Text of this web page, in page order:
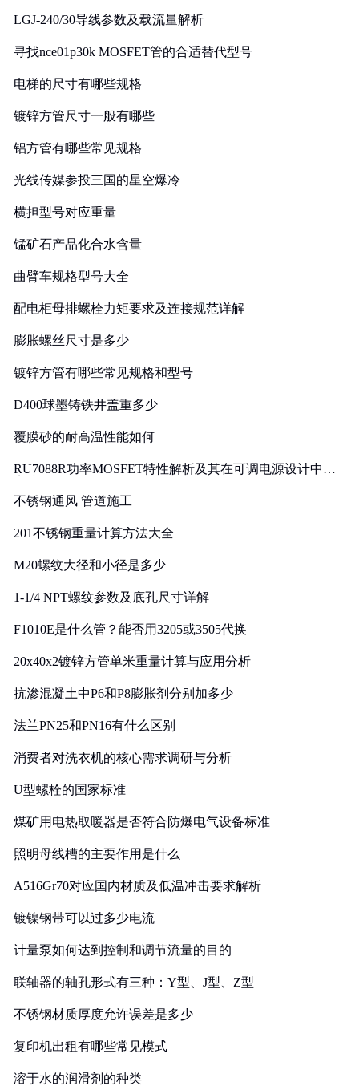
LGJ-240/30导线参数及载流量解析
寻找nce01p30k MOSFET管的合适替代型号
电梯的尺寸有哪些规格
镀锌方管尺寸一般有哪些
铝方管有哪些常见规格
光线传媒参投三国的星空爆冷
横担型号对应重量
锰矿石产品化合水含量
曲臂车规格型号大全
配电柜母排螺栓力矩要求及连接规范详解
膨胀螺丝尺寸是多少
镀锌方管有哪些常见规格和型号
D400球墨铸铁井盖重多少
覆膜砂的耐高温性能如何
RU7088R功率MOSFET特性解析及其在可调电源设计中的
不锈钢通风 管道施工
201不锈钢重量计算方法大全
M20螺纹大径和小径是多少
1-1/4 NPT螺纹参数及底孔尺寸详解
F1010E是什么管？能否用3205或3505代换
20x40x2镀锌方管单米重量计算与应用分析
抗渗混凝土中P6和P8膨胀剂分别加多少
法兰PN25和PN16有什么区别
消费者对洗衣机的核心需求调研与分析
U型螺栓的国家标准
煤矿用电热取暖器是否符合防爆电气设备标准
照明母线槽的主要作用是什么
A516Gr70对应国内材质及低温冲击要求解析
镀镍钢带可以过多少电流
计量泵如何达到控制和调节流量的目的
联轴器的轴孔形式有三种：Y型、J型、Z型
不锈钢材质厚度允许误差是多少
复印机出租有哪些常见模式
溶于水的润滑剂的种类